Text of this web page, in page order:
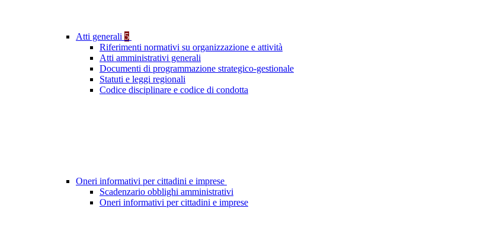
Atti generali 5
Riferimenti normativi su organizzazione e attività
Atti amministrativi generali
Documenti di programmazione strategico-gestionale
Statuti e leggi regionali
Codice disciplinare e codice di condotta
Oneri informativi per cittadini e imprese
Scadenzario obblighi amministrativi
Oneri informativi per cittadini e imprese